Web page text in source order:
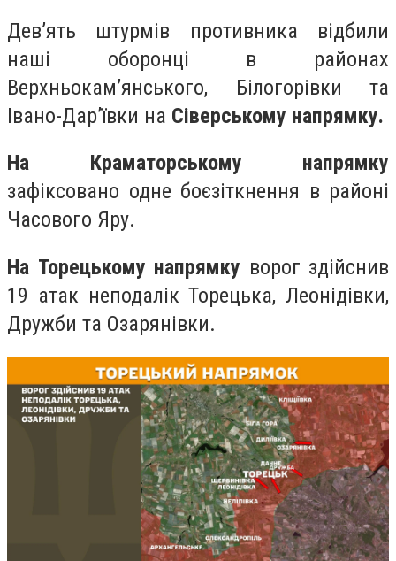
Дев’ять штурмів противника відбили
наші оборонці в районах
Верхньокам’янського, Білогорівки та
Івано-Дар’ївки на Сіверському напрямку.
На Краматорському напрямку
зафіксовано одне боєзіткнення в районі
Часового Яру.
На Торецькому напрямку ворог здійснив
19 атак неподалік Торецька, Леонідівки,
Дружби та Озарянівки.